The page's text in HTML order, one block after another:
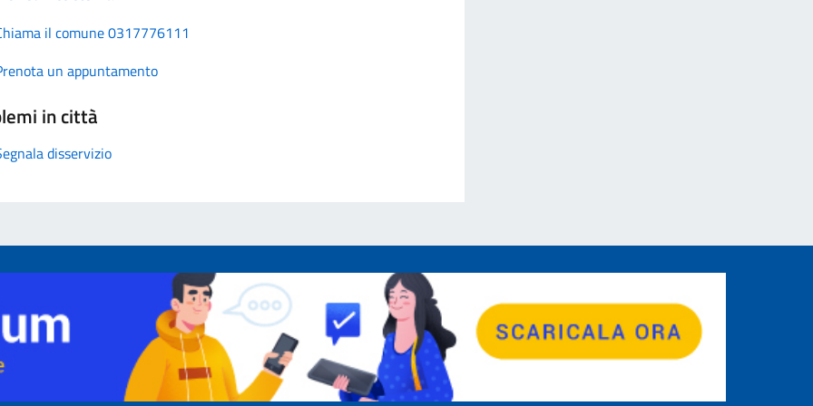
il comune 0317776111
un appuntamento
in città
disservizio